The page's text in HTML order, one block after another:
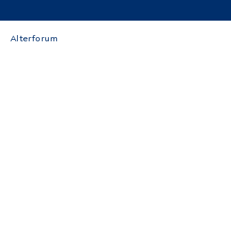
Alterforum